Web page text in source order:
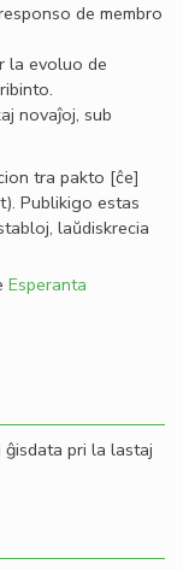
de membro
la evoluo de
novaĵoj, sub
tra pakto [ĉe]
. Publikigo estas
laŭdiskrecia
Esperanta
pri la lastaj